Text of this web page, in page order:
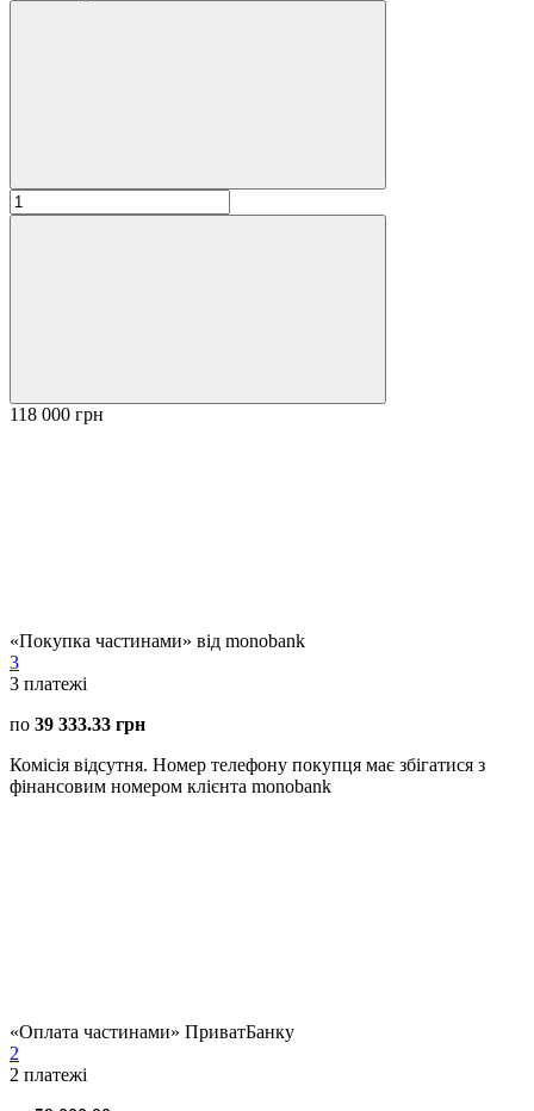
118 000 грн
«Покупка частинами» від monobank
3
3 платежі
по 39 333.33 грн
Комісія відсутня. Номер телефону покупця має збігатися з
фінансовим номером клієнта monobank
«Оплата частинами» ПриватБанку
2
2 платежі